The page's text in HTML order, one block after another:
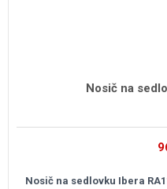
Nosič na
Nosič na sedlovku Ibera